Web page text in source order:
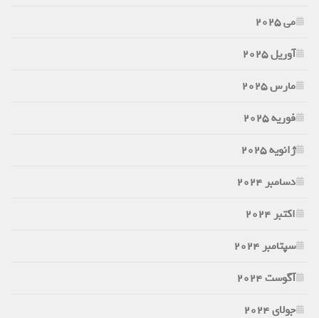
می 2025
آوریل 2025
مارس 2025
فوریه 2025
ژانویه 2025
دسامبر 2024
اکتبر 2024
سپتامبر 2024
آگوست 2024
جولای 2024